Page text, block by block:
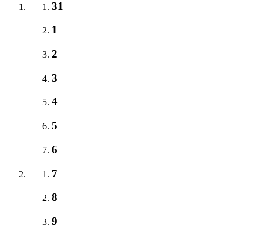
31
1
2
3
4
5
6
7
8
9